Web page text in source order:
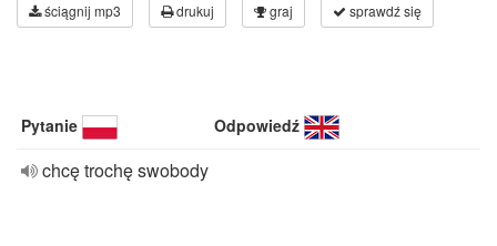
ściągnij mp3 drukuj graj sprawdź się
Pytanie Odpowiedź
chcę trochę swobody